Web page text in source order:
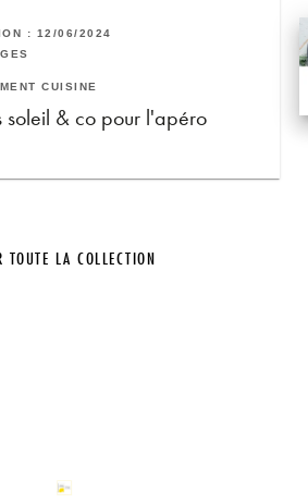
: 12/06/2024
CUISINE
soleil & co pour l'apéro
TOUTE LA COLLECTION